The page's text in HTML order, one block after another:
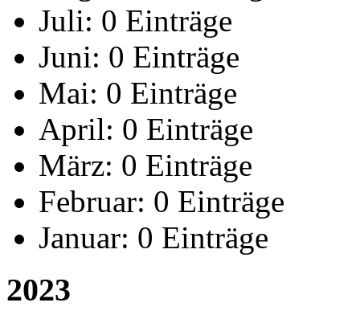
Juli: 0 Einträge
Juni: 0 Einträge
Mai: 0 Einträge
April: 0 Einträge
März: 0 Einträge
Februar: 0 Einträge
Januar: 0 Einträge
2023